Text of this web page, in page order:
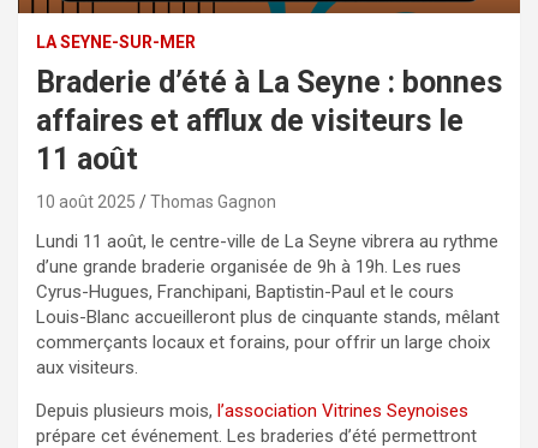
LA SEYNE-SUR-MER
Braderie d’été à La Seyne : bonnes
affaires et afflux de visiteurs le
11 août
10 août 2025 Thomas Gagnon
Lundi 11 août, le centre-ville de La Seyne vibrera au rythme
d’une grande braderie organisée de 9h à 19h. Les rues
Cyrus-Hugues, Franchipani, Baptistin-Paul et le cours
Louis-Blanc accueilleront plus de cinquante stands, mêlant
commerçants locaux et forains, pour offrir un large choix
aux visiteurs.
Depuis plusieurs mois, l’association Vitrines Seynoises
prépare cet événement. Les braderies d’été permettront